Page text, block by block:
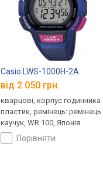
Casio LWS-1000H-2A
від 2 050 грн.
кварцові, корпус годинника
пластик, ремінець: ремінець
каучук, WR 100, Японія
порівняти